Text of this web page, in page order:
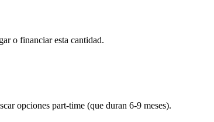
o financiar esta cantidad.
opciones part-time (que duran 6-9 meses).